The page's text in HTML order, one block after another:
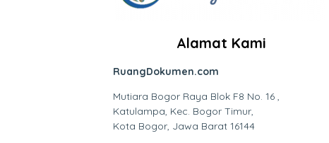
Alamat Kami
RuangDokumen.com
Mutiara Bogor Raya Blok F8 No. 16 ,
Katulampa, Kec. Bogor Timur,
Kota Bogor, Jawa Barat 16144